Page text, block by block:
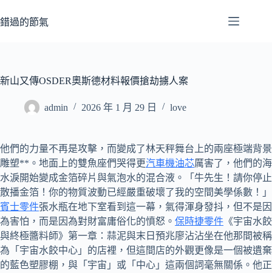
至
容
錯過的節氣
新山又傳OSDER奧斯德材料報價搶劫擄人案
admin 2026 年 1 月 29 日 love
他們的力量不再是攻擊，而變成了林天秤舞台上的兩座極端背景
雕塑**。地面上的雙魚座們哭得更汽車機油芯厲害了，他們的海
水淚開始變成金箔碎片與氣泡水的混合液。「牛先生！請你停止
散播金箔！你的物質波動已經嚴重破壞了我的空間美學係數！」
賓士零件張水瓶在地下室看到這一幕，氣得渾身發抖，但不是因
為害怕，而是因為對財富庸俗化的憤怒。 保時捷零件 《宇宙水餃
與終極醬料師》第一章：蒜泥與末日預兆廖沾沾坐在他那間被稱
為「宇宙水餃中心」的店裡，但這間店的外觀更像是一個被遺棄
的藍色塑膠棚，與「宇宙」或「中心」這兩個詞毫無關係。他正